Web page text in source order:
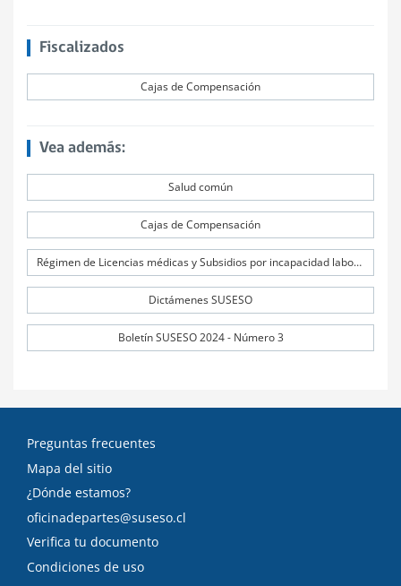
Fiscalizados
Cajas de Compensación
Vea además:
Salud común
Cajas de Compensación
Régimen de Licencias médicas y Subsidios por incapacidad laboral (SIL)
Dictámenes SUSESO
Boletín SUSESO 2024 - Número 3
Preguntas frecuentes
Mapa del sitio
¿Dónde estamos?
oficinadepartes@suseso.cl
Verifica tu documento
Condiciones de uso